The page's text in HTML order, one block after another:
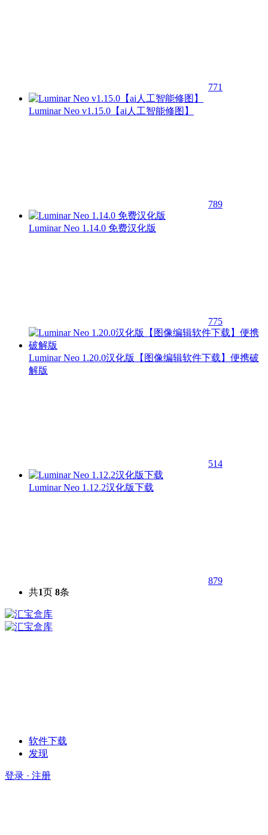
771
Luminar Neo v1.15.0【ai人工智能修图】
789
Luminar Neo 1.14.0 免费汉化版
775
Luminar Neo 1.20.0汉化版【图像编辑软件下载】便携破
解版
514
Luminar Neo 1.12.2汉化版下载
879
共1页 8条
软件下载
发现
登录 · 注册